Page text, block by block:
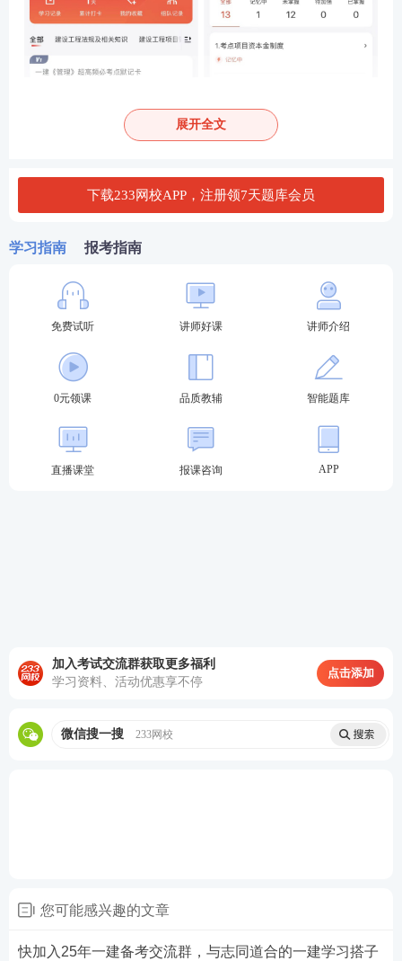
2、双模式学习，记忆更高效
▶ 记忆模式
：通过挖空颜色背记，让你在记忆的过程
展开全文
下载233网校APP，注册领7天题库会员
学习指南 报考指南
免费试听 讲师好课 讲师介绍
0元领课 品质教辅 智能题库
直播课堂 报课咨询 APP
加入考试交流群获取更多福利
学习资料、活动优惠享不停
点击添加
微信搜一搜 233网校
您可能感兴趣的文章
快加入25年一建备考交流群，与志同道合的一建学习搭子